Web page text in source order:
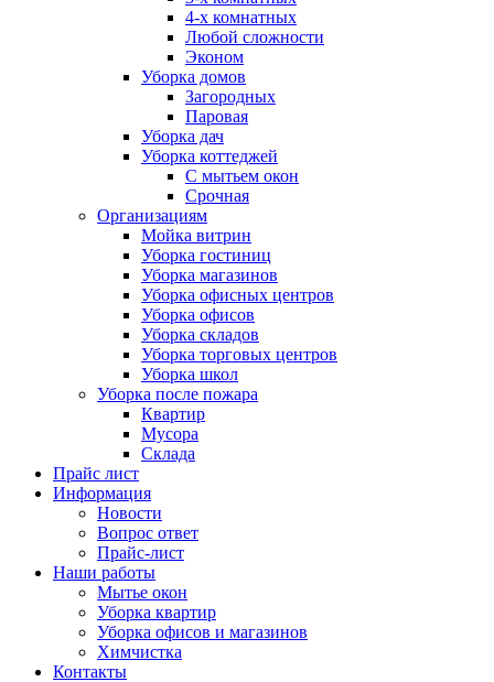
4-х комнатных
Любой сложности
Эконом
Уборка домов
Загородных
Паровая
Уборка дач
Уборка коттеджей
С мытьем окон
Срочная
Организациям
Мойка витрин
Уборка гостиниц
Уборка магазинов
Уборка офисных центров
Уборка офисов
Уборка складов
Уборка торговых центров
Уборка школ
Уборка после пожара
Квартир
Мусора
Склада
Прайс лист
Информация
Новости
Вопрос ответ
Прайс-лист
Наши работы
Мытье окон
Уборка квартир
Уборка офисов и магазинов
Химчистка
Контакты